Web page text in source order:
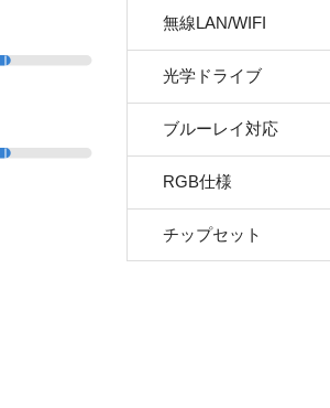
無線LAN/WIFI
光学ドライブ
ブルーレイ対応
RGB仕様
チップセット